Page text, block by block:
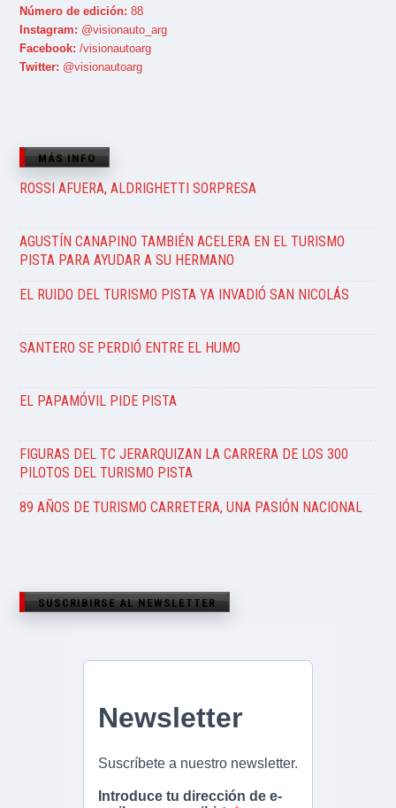
Número de edición: 88
Instagram: @visionauto_arg
Facebook: /visionautoarg
Twitter: @visionautoarg
MÁS INFO
ROSSI AFUERA, ALDRIGHETTI SORPRESA
AGUSTÍN CANAPINO TAMBIÉN ACELERA EN EL TURISMO
PISTA PARA AYUDAR A SU HERMANO
EL RUIDO DEL TURISMO PISTA YA INVADIÓ SAN NICOLÁS
SANTERO SE PERDIÓ ENTRE EL HUMO
EL PAPAMÓVIL PIDE PISTA
FIGURAS DEL TC JERARQUIZAN LA CARRERA DE LOS 300
PILOTOS DEL TURISMO PISTA
89 AÑOS DE TURISMO CARRETERA, UNA PASIÓN NACIONAL
SUSCRIBIRSE AL NEWSLETTER